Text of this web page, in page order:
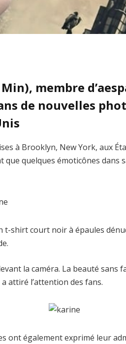
membre
de nouvelles
à Brooklyn, New York, aux
quelques émoticônes dans
shirt court noir à épaules
la caméra. La beauté sans
attiré l’attention des fans.
ont également exprimé leur